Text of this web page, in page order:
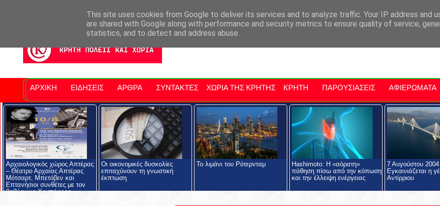
Νομός Λασιθίου Αγαπάμε Ρέθυμνο Επαρχία Μαλεβιζίου Εκδηλώσεις Στην Κρήτη Kriti Traveller
ΑΡΧΙΚΗ ΕΙΔΗΣΕΙΣ ΑΡΘΡΑ ΣΥΝΤΑΚΤΕΣ ΧΩΡΙΑ ΤΗΣ ΚΡΗΤΗΣ ΚΡΗΤΗ ΠΑΡΟΥΣΙΑΣΕΙΣ ΑΦΙΕΡΩΜΑΤΑ
Αρχαιολογικός χώρος Απτέρας
– Θέατρο Αρχαίας Απτέρας
Μότσαρτ, Μπετόβεν και
Επτανήσιοι συνθέτες με τον
βαθύφωνο Χριστόφορο
Οι οικονομικές δυσκολίες
επιταχύνουν τη γνωστική
έκπτωση
Το λιμάνι του Ρότερνταμ
Hashimoto: Η «αόρατη»
πάθηση πίσω από την κόπωση
και την έλλειψη ενέργειας
7 Αυγούστου 2004
Εγκαινιάζεται η
Αντίρριου
This site uses cookies from Google to deliver its services and to analyze traffic. Your IP address and
are shared with Google along with performance and security metrics to ensure quality of service,
statistics, and to detect and address abuse.